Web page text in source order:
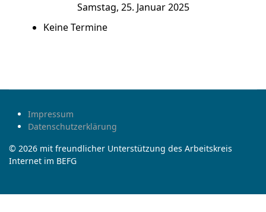
Samstag, 25. Januar 2025
Keine Termine
Impressum
Datenschutzerklärung
© 2026 mit freundlicher Unterstützung des Arbeitskreis
Internet im BEFG